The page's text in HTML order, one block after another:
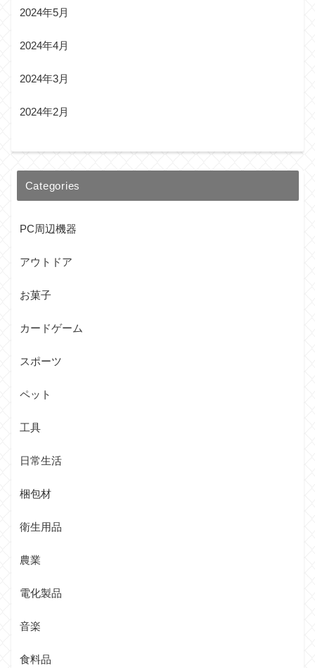
2024年5月
2024年4月
2024年3月
2024年2月
Categories
PC周辺機器
アウトドア
お菓子
カードゲーム
スポーツ
ペット
工具
日常生活
梱包材
衛生用品
農業
電化製品
音楽
食料品